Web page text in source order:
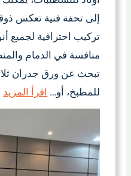
إلى تحفة فنية تعكس
تركيب احترافية لجميع
منافسة في الدمام
تبحث عن ورق جدران
للمطبخ، أو… اقرأ المزيد